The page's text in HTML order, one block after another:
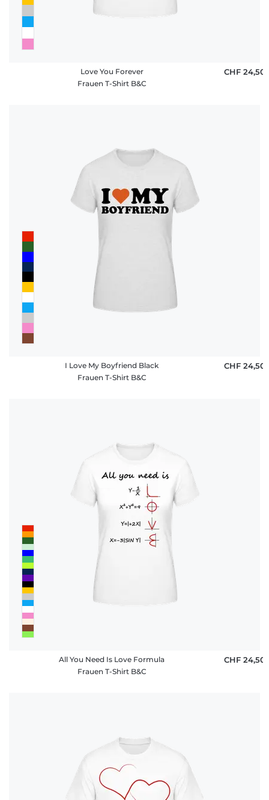
Love You Forever
Frauen T-Shirt B&C
CHF 24,50
I Love My Boyfriend Black
Frauen T-Shirt B&C
CHF 24,50
All You Need Is Love Formula
Frauen T-Shirt B&C
CHF 24,50